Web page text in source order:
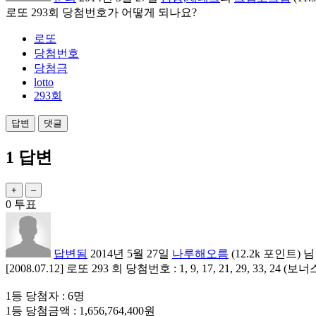
로또 293회 당첨번호가 어떻게 되나요?
로또
당첨번호
당첨금
lotto
293회
1 답변
0 투표
답변됨 2014년 5월 27일 나루해오름 (12.2k 포인트) 님
[2008.07.12] 로또 293 회 당첨번호 : 1, 9, 17, 21, 29, 33, 24 (보너
1등 당첨자 : 6명
1등 당첨금액 : 1,656,764,400원